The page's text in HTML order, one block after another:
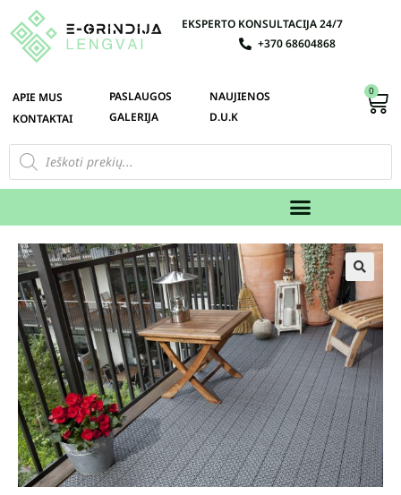
EKSPERTO KONSULTACIJA 24/7
+370 68604868
APIE MUS
KONTAKTAI
PASLAUGOS
GALERIJA
NAUJIENOS
D.U.K
0
🔍